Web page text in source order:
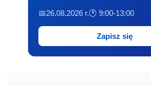
📅26.08.2026 r.🕐 9:00-13:00
Zapisz się